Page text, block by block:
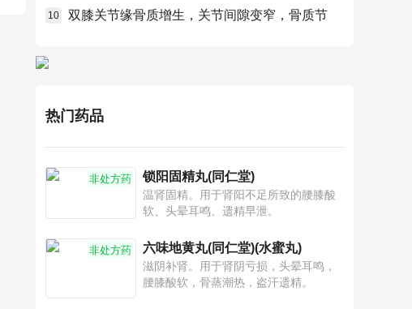
10 双膝关节缘骨质增生，关节间隙变窄，骨质节
热门药品
非处方药 锁阳固精丸(同仁堂)
温肾固精。用于肾阳不足所致的腰膝酸
软、头晕耳鸣、遗精早泄。
非处方药 六味地黄丸(同仁堂)(水蜜丸)
滋阴补肾。用于肾阴亏损，头晕耳鸣，
腰膝酸软，骨蒸潮热，盗汗遗精。